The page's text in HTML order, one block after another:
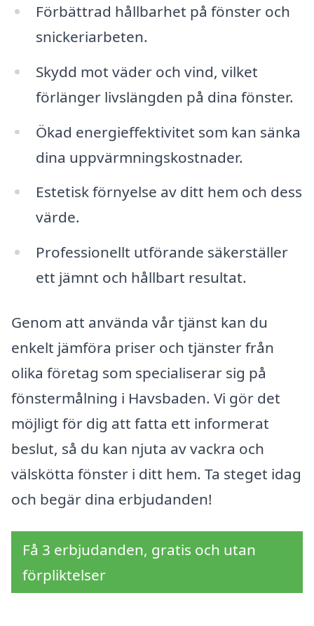
Förbättrad hållbarhet på fönster och
snickeriarbeten.
Skydd mot väder och vind, vilket
förlänger livslängden på dina fönster.
Ökad energieffektivitet som kan sänka
dina uppvärmningskostnader.
Estetisk förnyelse av ditt hem och dess
värde.
Professionellt utförande säkerställer
ett jämnt och hållbart resultat.
Genom att använda vår tjänst kan du
enkelt jämföra priser och tjänster från
olika företag som specialiserar sig på
fönstermålning i Havsbaden. Vi gör det
möjligt för dig att fatta ett informerat
beslut, så du kan njuta av vackra och
välskötta fönster i ditt hem. Ta steget idag
och begär dina erbjudanden!
Få 3 erbjudanden, gratis och utan
förpliktelser